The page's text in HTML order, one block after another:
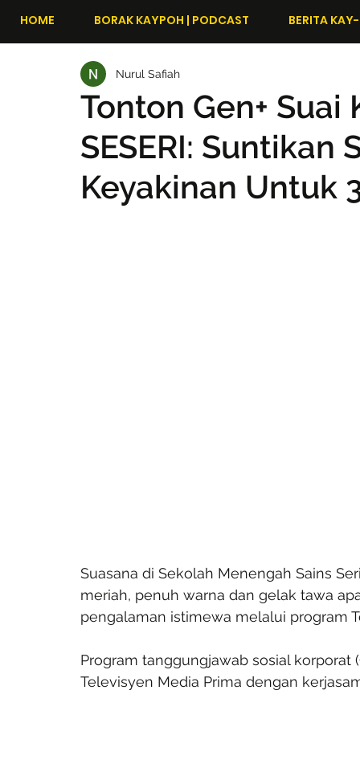
HOME BORAK KAYPOH | PODCAST BERITA
Tonton Gen+ Suai
SESERI: Suntikan
Keyakinan Untuk
Nurul Safiah
Suasana di Sekolah Menengah Sains
meriah, penuh warna dan gelak tawa
pengalaman istimewa melalui program
Program tanggungjawab sosial
Televisyen Media Prima dengan